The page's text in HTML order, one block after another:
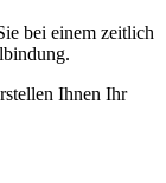
bei einem zeitlich
Ihnen Ihr